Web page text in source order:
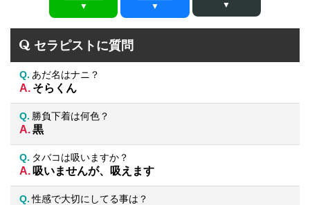
セラピストに質問
あだ名はナニ？
そらくん
勝負下着は何色？
黒
タバコは吸いますか？
吸いませんが、吸えます
性感で大切にしてる事は？